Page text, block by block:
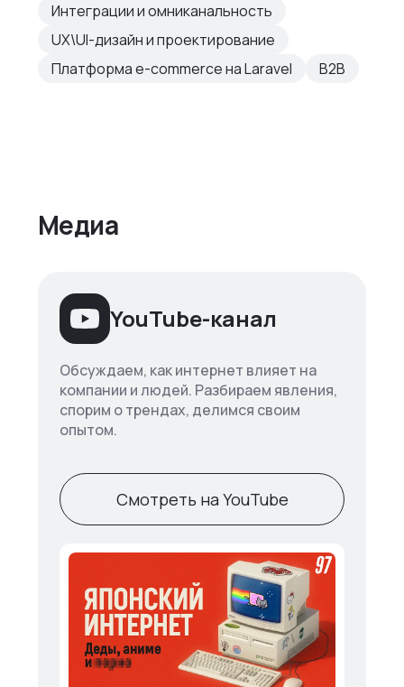
Интеграции и омниканальность
UX\UI-дизайн и проектирование
Платформа e-commerce на Laravel
B2B
Медиа
YouTube-канал
Обсуждаем, как интернет влияет на
компании и людей. Разбираем явления,
спорим о трендах, делимся своим
опытом.
Смотреть на YouTube